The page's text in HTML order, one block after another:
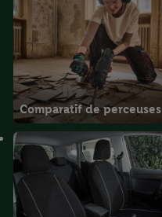
Comparatif de perceuses